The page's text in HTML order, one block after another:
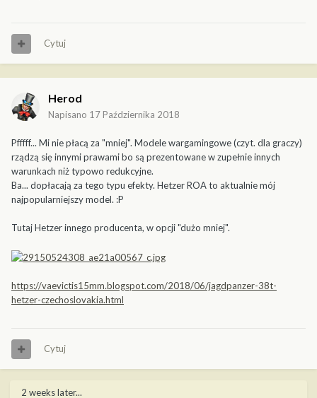
Cytuj
Herod
Napisano 17 Października 2018
Pfffff... Mi nie płacą za "mniej". Modele wargamingowe (czyt. dla graczy)
rządzą się innymi prawami bo są prezentowane w zupełnie innych
warunkach niż typowo redukcyjne.
Ba... dopłacają za tego typu efekty. Hetzer ROA to aktualnie mój
najpopularniejszy model. :P
Tutaj Hetzer innego producenta, w opcji "dużo mniej".
https://vaevictis15mm.blogspot.com/2018/06/jagdpanzer-38t-
hetzer-czechoslovakia.html
Cytuj
2 weeks later...